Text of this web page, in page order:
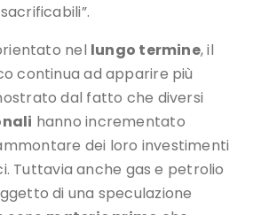
nel lungo termine, il
continua ad apparire più
dal fatto che diversi
hanno incrementato
dei loro investimenti
Tuttavia anche gas e petrolio
di una speculazione